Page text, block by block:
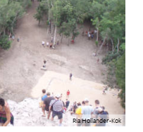
Ria Hollander-Kok